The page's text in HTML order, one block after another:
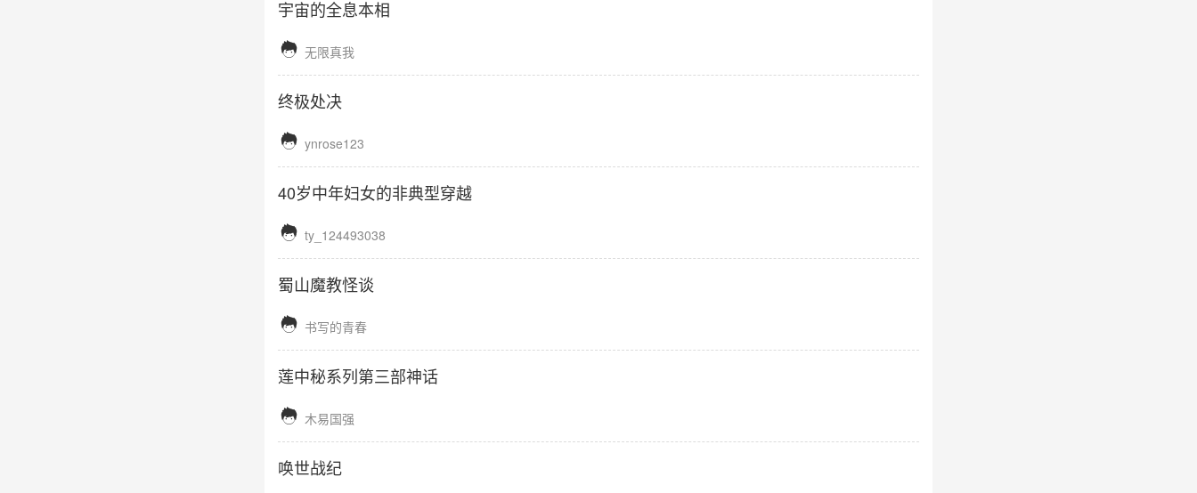
宇宙的全息本相
 无限真我
终极处决
 ynrose123
40岁中年妇女的非典型穿越
 ty_124493038
蜀山魔教怪谈
 书写的青春
莲中秘系列第三部神话
 木易国强
唤世战纪